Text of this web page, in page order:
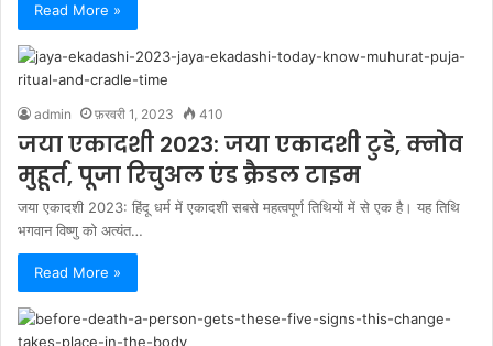
Read More »
admin फ़रवरी 1, 2023 410
जया एकादशी 2023: जया एकादशी टुडे, क्नोव
मुहूर्त, पूजा रिचुअल एंड क्रैडल टाइम
जया एकादशी 2023: हिंदू धर्म में एकादशी सबसे महत्वपूर्ण तिथियों में से एक है। यह तिथि
भगवान विष्णु को अत्यंत…
Read More »